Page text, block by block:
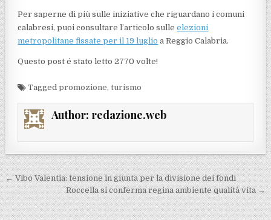
Per saperne di più sulle iniziative che riguardano i comuni
calabresi, puoi consultare l’articolo sulleelezioni
metropolitane fissate per il 19 luglio a Reggio Calabria.
Questo post é stato letto 2770 volte!
Taggedpromozione,turismo
Author: redazione.web
Navigazione articoli
← Vibo Valentia: tensione in giunta per la divisione dei fondi
Roccella si conferma regina ambiente qualità vita →